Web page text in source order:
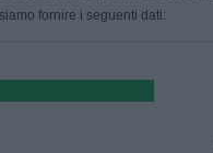
fornire i seguenti dati: